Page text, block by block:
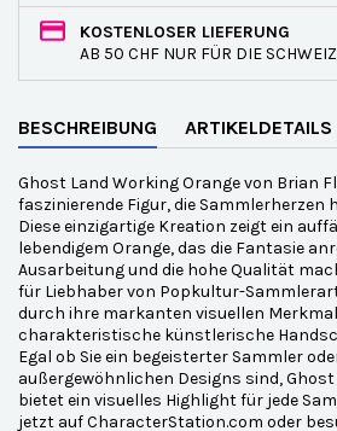
KOSTENLOSER LIEFERUNG
AB 50 CHF NUR FÜR DIE SCHWEIZ
BESCHREIBUNG ARTIKELDETAILS
Ghost Land Working Orange von Brian
faszinierende Figur, die
Diese einzigartige Kreation zeigt ein
lebendigem Orange, das die Fantasie
Ausarbeitung und die hohe Qualität
für Liebhaber von Popkultur-
durch ihre markanten visuellen
charakteristische künstlerische
Egal ob Sie ein begeisterter Sammler
außergewöhnlichen Designs sind,
bietet ein visuelles Highlight für jede
jetzt auf CharacterStation.com oder